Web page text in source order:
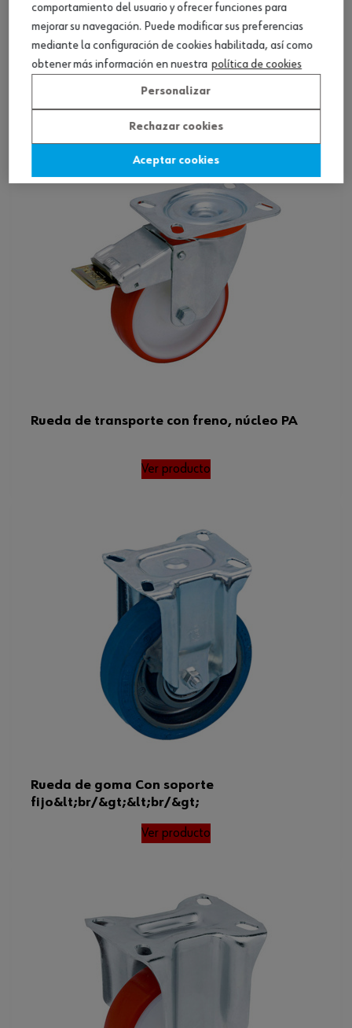
Rueda de transporte soporte giratorio
núcleo PA
Rueda de transporte con freno, núcleo PA
Ver producto
Rueda de goma Con soporte
fijo&lt;br/&gt;&lt;br/&gt;
Ver producto
comportamiento del usuario y ofrecer funciones para
mejorar su navegación. Puede modificar sus preferencias
mediante la configuración de cookies habilitada, así como
obtener más información en nuestra política de cookies
Personalizar
Rechazar cookies
Aceptar cookies